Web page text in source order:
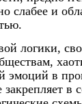
слабее и
логики,
эмоций в
закрепляет в